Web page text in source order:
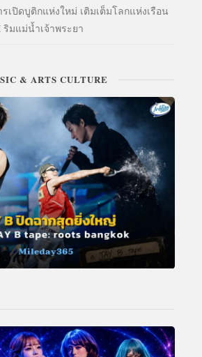
เปิดบูติกแห่งใหม่ เติมเต็มโลกแห่งเรือน
ริมแม่น้ำเจ้าพระยา
& ARTS CULTURE